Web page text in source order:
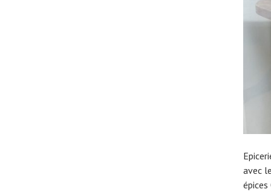
avec